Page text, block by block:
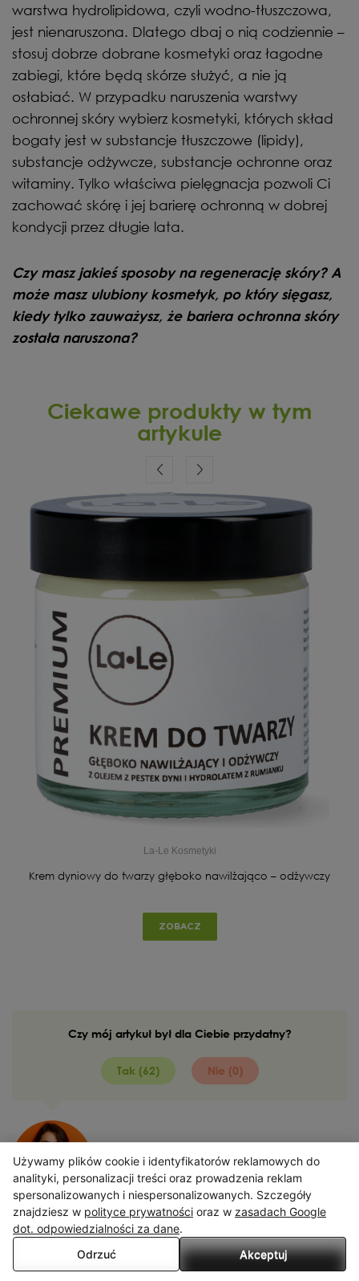
warstwa hydrolipidowa, czyli wodno-tłuszczowa,
jest nienaruszona. Dlatego dbaj o nią codziennie –
stosuj dobrze dobrane kosmetyki oraz łagodne
zabiegi, które będą skórze służyć, a nie ją
osłabiać. W przypadku naruszenia warstwy
ochronnej skóry wybierz kosmetyki, których skład
bogaty jest w substancje tłuszczowe (lipidy),
substancje odżywcze, substancje ochronne oraz
witaminy. Tylko właściwa pielęgnacja pozwoli Ci
zachować skórę i jej barierę ochronną w dobrej
kondycji przez długie lata.
Czy masz jakieś sposoby na regenerację skóry? A
może masz ulubiony kosmetyk, po który sięgasz,
kiedy tylko zauważysz, że bariera ochronna skóry
została naruszona?
Ciekawe produkty w tym
artykule
La-Le Kosmetyki
Krem dyniowy do twarzy głęboko nawilżająco – odżywczy
ZOBACZ
Czy mój artykuł był dla Ciebie przydatny?
Tak (62) Nie (0)
poznaj naszego autora
Serwis wykorzystuje pliki cookies. Korzystając ze strony
wyrażasz zgodę na wykorzystywanie plików cookies, w zakresie
odpowiadającym konfiguracji Twojej przeglądarki.
Przeczytaj więcej
Używamy plików cookie i identyfikatorów reklamowych do
analityki, personalizacji treści oraz prowadzenia reklam
spersonalizowanych i niespersonalizowanych. Szczegóły
znajdziesz w polityce prywatności oraz w zasadach Google
dot. odpowiedzialności za dane.
Odrzuć
Akceptuj